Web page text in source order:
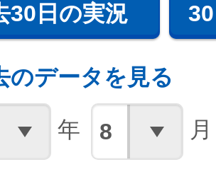
30日の実況
のデータを見る
年 月